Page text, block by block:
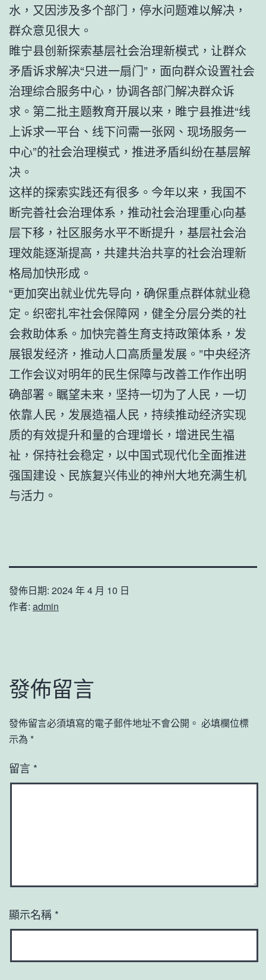
水，又因涉及多个部门，停水问题难以解决，
群众意见很大。
睢宁县创新探索基层社会治理新模式，让群众
矛盾诉求解决“只进一扇门”，面向群众设置社会
治理综合服务中心，协调各部门解决群众诉
求。第二批主题教育开展以来，睢宁县推进“线
上诉求一平台、线下问需一张网、现场服务一
中心”的社会治理模式，推进矛盾纠纷在基层解
决。
这样的探索实践还有很多。今年以来，我国不
断完善社会治理体系，推动社会治理重心向基
层下移，社区服务水平不断提升，基层社会治
理效能逐渐提高，共建共治共享的社会治理新
格局加快形成。
“更加突出就业优先导向，确保重点群体就业稳
定。织密扎牢社会保障网，健全分层分类的社
会救助体系。加快完善生育支持政策体系，发
展银发经济，推动人口高质量发展。”中央经济
工作会议对明年的民生保障与改善工作作出明
确部署。瞩望未来，坚持一切为了人民，一切
依靠人民，发展造福人民，持续推动经济实现
质的有效提升和量的合理增长，增进民生福
祉，保持社会稳定，以中国式现代化全面推进
强国建设、民族复兴伟业的神州大地充满生机
与活力。
發佈日期: 2024 年 4 月 10 日
作者: admin
發佈留言
發佈留言必須填寫的電子郵件地址不會公開。 必填欄位標
示為 *
留言 *
顯示名稱 *